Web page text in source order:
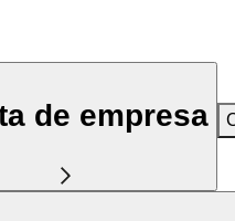
de empresa